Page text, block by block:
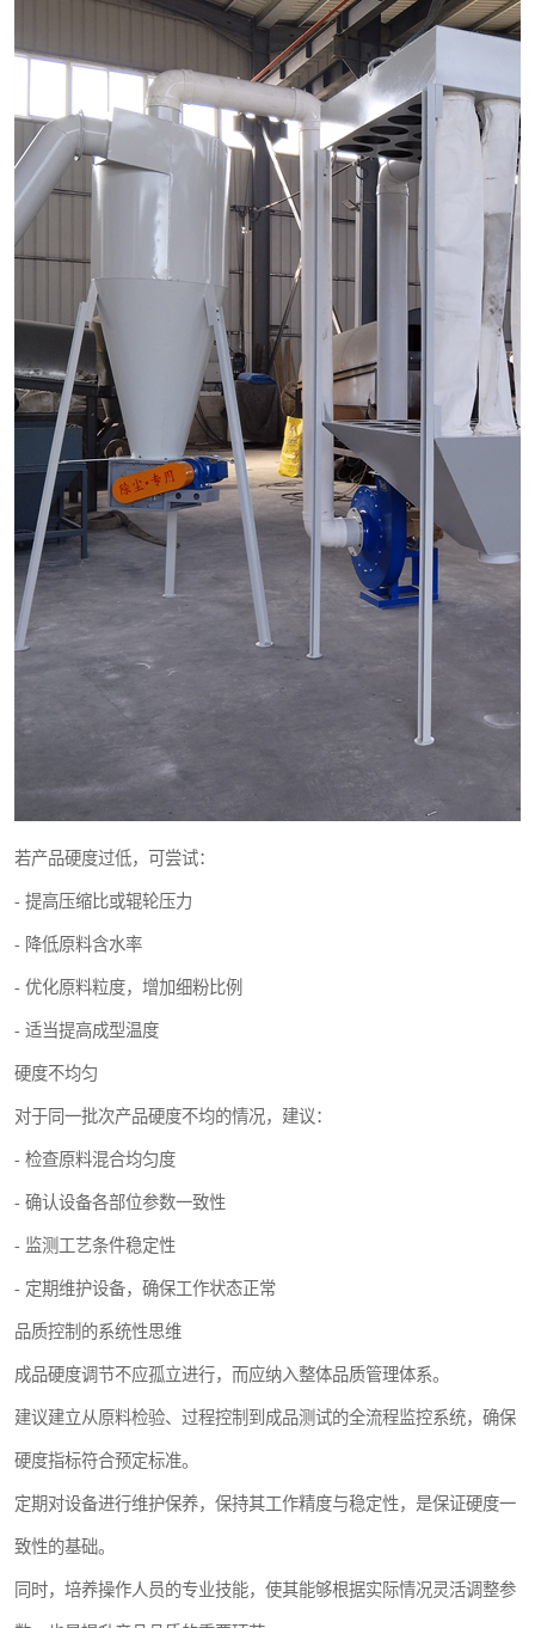
若产品硬度过低，可尝试：
- 提高压缩比或辊轮压力
- 降低原料含水率
- 优化原料粒度，增加细粉比例
- 适当提高成型温度
硬度不均匀
对于同一批次产品硬度不均的情况，建议：
- 检查原料混合均匀度
- 确认设备各部位参数一致性
- 监测工艺条件稳定性
- 定期维护设备，确保工作状态正常
品质控制的系统性思维
成品硬度调节不应孤立进行，而应纳入整体品质管理体系。
建议建立从原料检验、过程控制到成品测试的全流程监控系统，确保
硬度指标符合预定标准。
定期对设备进行维护保养，保持其工作精度与稳定性，是保证硬度一
致性的基础。
同时，培养操作人员的专业技能，使其能够根据实际情况灵活调整参